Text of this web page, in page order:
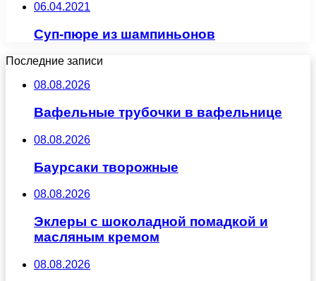
06.04.2021
Суп-пюре из шампиньонов
Последние записи
08.08.2026
Вафельные трубочки в вафельнице
08.08.2026
Баурсаки творожные
08.08.2026
Эклеры с шоколадной помадкой и
масляным кремом
08.08.2026